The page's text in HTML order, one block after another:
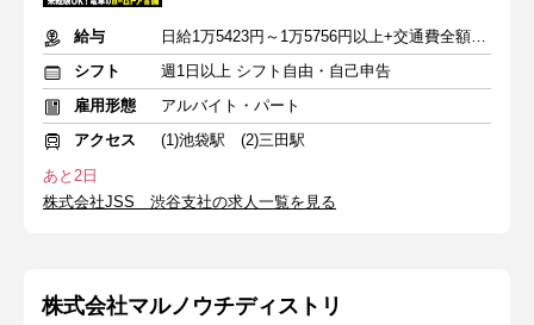
給与
日給1万5423円～1万5756円以上+交通費全額支給
シフト
週1日以上 シフト自由・自己申告
雇用形態
アルバイト・パート
アクセス
(1)池袋駅 (2)三田駅
あと2日
株式会社JSS 渋谷支社の求人一覧を見る
株式会社マルノウチディストリ